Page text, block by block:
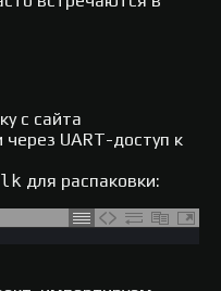
с сайта
UART-доступ к
для распаковки: